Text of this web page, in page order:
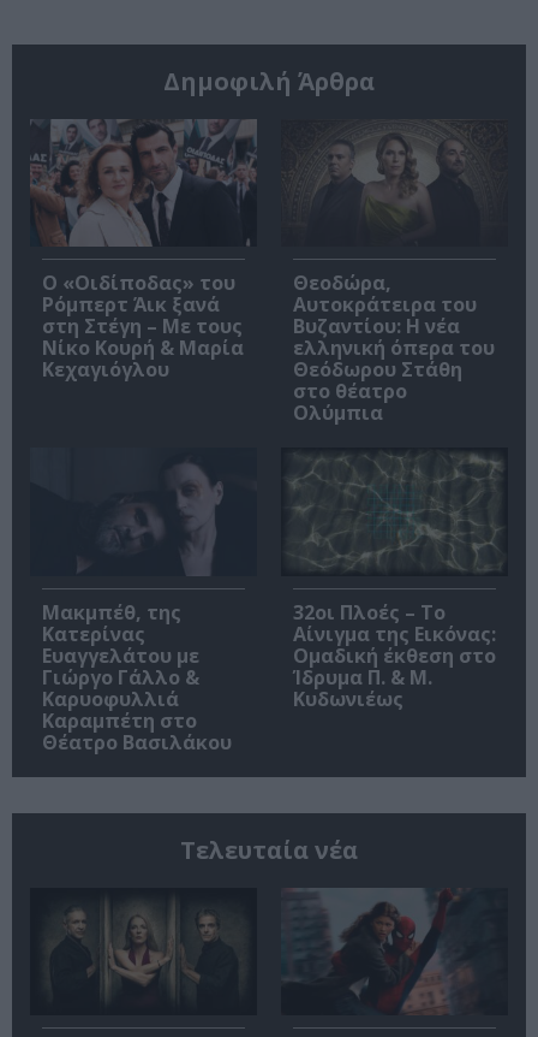
Δημοφιλή Άρθρα
O «Οιδίποδας» του
Ρόμπερτ Άικ ξανά
στη Στέγη – Με τους
Νίκο Κουρή & Μαρία
Κεχαγιόγλου
Θεοδώρα,
Αυτοκράτειρα του
Βυζαντίου: Η νέα
ελληνική όπερα του
Θεόδωρου Στάθη
στο θέατρο
Ολύμπια
Μακμπέθ, της
Κατερίνας
Ευαγγελάτου με
Γιώργο Γάλλο &
Καρυοφυλλιά
Καραμπέτη στο
Θέατρο Βασιλάκου
32οι Πλοές – Το
Αίνιγμα της Εικόνας:
Ομαδική έκθεση στο
Ίδρυμα Π. & Μ.
Κυδωνιέως
Τελευταία νέα